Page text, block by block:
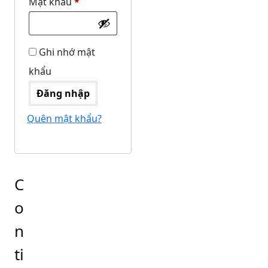
buộc
Ghi nhớ mật
khẩu
Đăng nhập
Quên mật khẩu?
C
o
n
ti